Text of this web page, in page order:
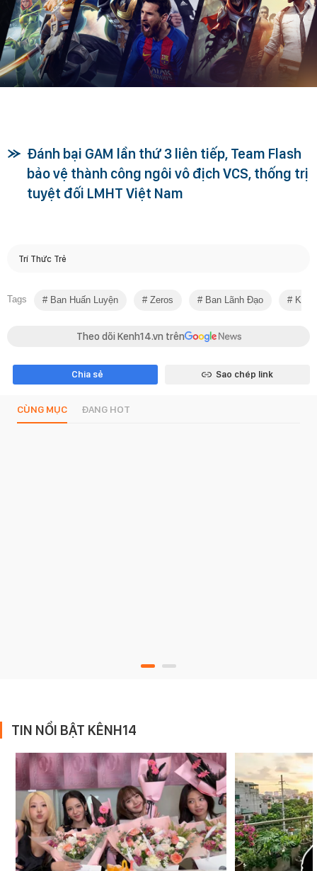
Đánh bại GAM lần thứ 3 liên tiếp, Team Flash
bảo vệ thành công ngôi vô địch VCS, thống trị
tuyệt đối LMHT Việt Nam
Trí Thức Trẻ
Tags Ban Huấn Luyện Zeros Ban Lãnh Đạo Ký
Theo dõi Kenh14.vn trên
Chia sẻ Sao chép link
CÙNG MỤC ĐANG HOT
TIN NỔI BẬT KÊNH14